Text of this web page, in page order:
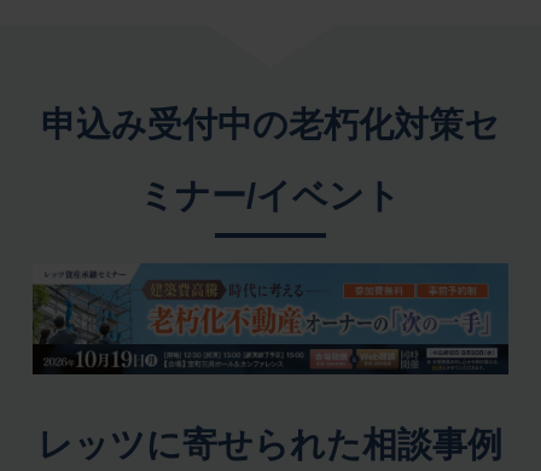
申込み受付中の老朽化対策セ
ミナー/イベント
レッツに寄せられた相談事例